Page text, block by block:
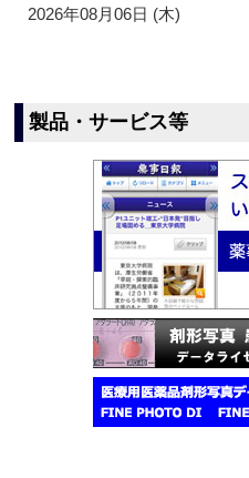
2026年08月06日 (木)
製品・サービス等